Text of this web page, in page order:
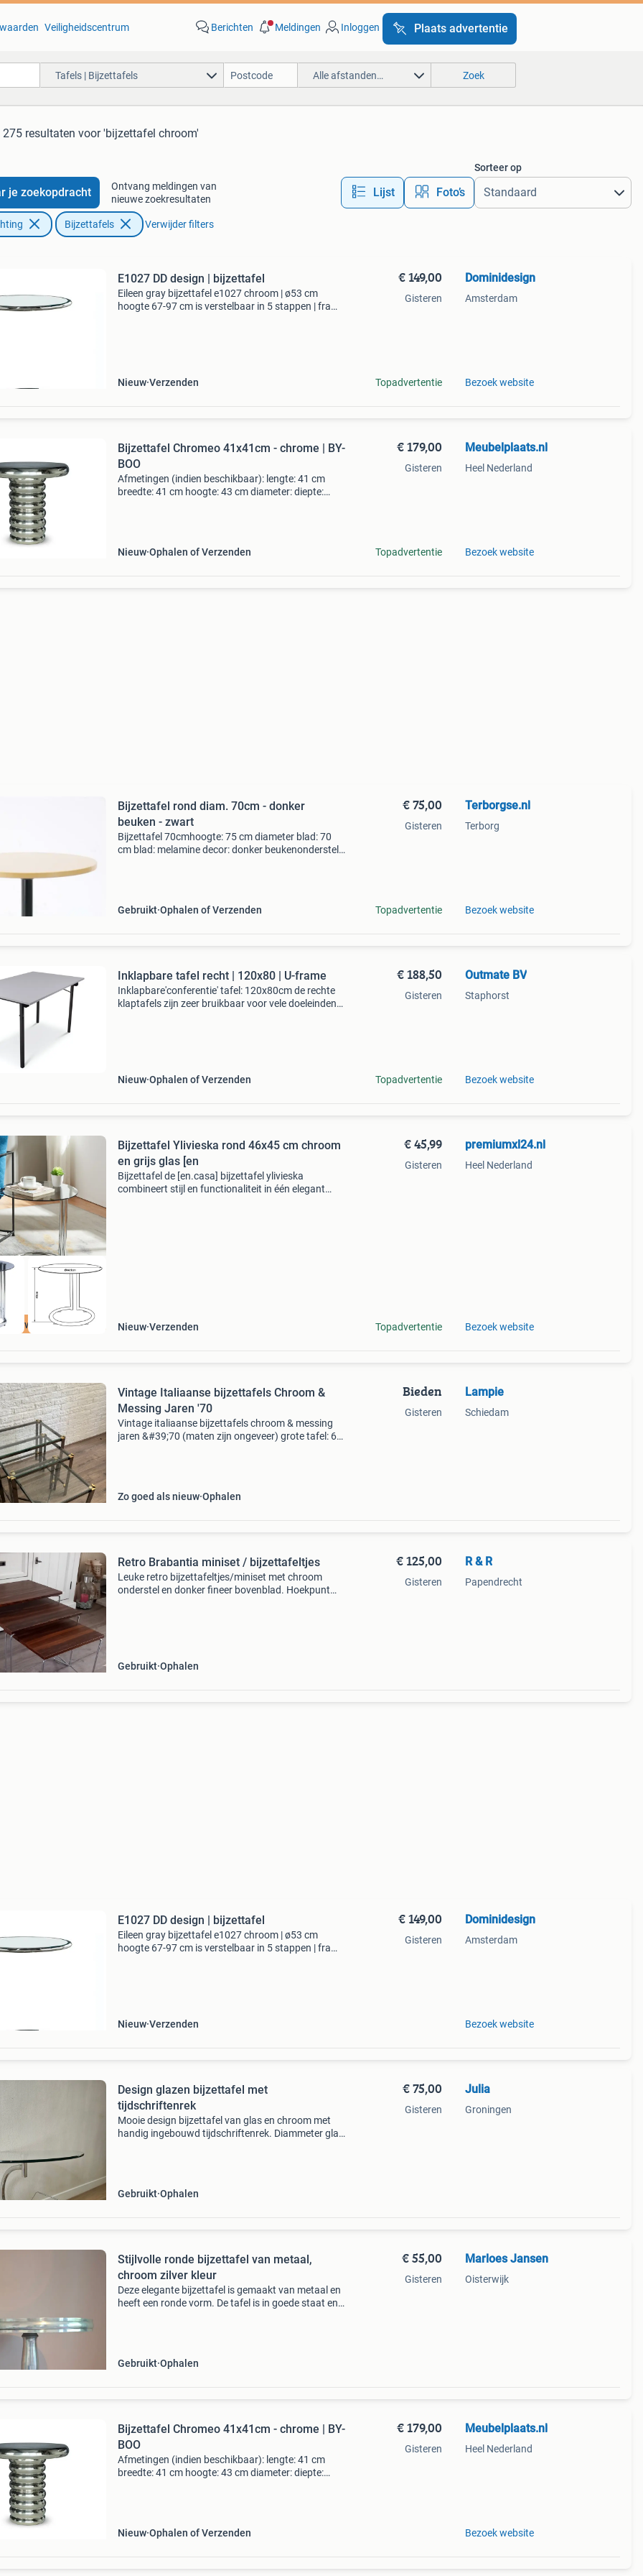
Veiligheidscentrum Berichten Meldingen Inloggen Plaats advertentie
Tafels | Bijzettafels Alle afstanden… Zoek
275 resultaten voor 'bijzettafel chroom'
je zoekopdracht
Ontvang meldingen van
nieuwe zoekresultaten
Lijst Foto’s
Sorteer op
Bijzettafels Verwijder filters
E1027 DD design | bijzettafel
Eileen gray bijzettafel e1027 chroom | ø53 cm
hoogte 67-97 cm is verstelbaar in 5 stappen | frame
Nieuw Verzenden
€ 149,00
Gisteren
Topadvertentie
Dominidesign
Amsterdam
Bezoek website
Bijzettafel Chromeo 41x41cm - chrome | BY-
BOO
Afmetingen (indien beschikbaar): lengte: 41 cm
breedte: 41 cm hoogte: 43 cm diameter: diepte:
Nieuw Ophalen of Verzenden
€ 179,00
Gisteren
Topadvertentie
Meubelplaats.nl
Heel Nederland
Bezoek website
Bijzettafel rond diam. 70cm - donker
beuken - zwart
Bijzettafel 70cmhoogte: 75 cm diameter blad: 70
cm blad: melamine decor: donker beukenonderstel:
Gebruikt Ophalen of Verzenden
€ 75,00
Gisteren
Topadvertentie
Terborgse.nl
Terborg
Bezoek website
Inklapbare tafel recht | 120x80 | U-frame
Inklapbare'conferentie' tafel: 120x80cm de rechte
klaptafels zijn zeer bruikbaar voor vele doeleinden.
Nieuw Ophalen of Verzenden
€ 188,50
Gisteren
Topadvertentie
Outmate BV
Staphorst
Bezoek website
kwaliteit
Bijzettafel Ylivieska rond 46x45 cm chroom
en grijs glas [en
Bijzettafel de [en.casa] bijzettafel ylivieska
combineert stijl en functionaliteit in één elegant
Nieuw Verzenden
€ 45,99
Gisteren
Topadvertentie
premiumxl24.nl
Heel Nederland
Bezoek website
Vintage Italiaanse bijzettafels Chroom &
Messing Jaren '70
Vintage italiaanse bijzettafels chroom & messing
jaren &#39;70 (maten zijn ongeveer) grote tafel: 60
Zo goed als nieuw Ophalen
Bieden
Gisteren
Lampie
Schiedam
Retro Brabantia miniset / bijzettafeltjes
Leuke retro bijzettafeltjes/miniset met chroom
onderstel en donker fineer bovenblad. Hoekpunt
Gebruikt Ophalen
€ 125,00
Gisteren
R & R
Papendrecht
E1027 DD design | bijzettafel
Eileen gray bijzettafel e1027 chroom | ø53 cm
hoogte 67-97 cm is verstelbaar in 5 stappen | frame
Nieuw Verzenden
€ 149,00
Gisteren
Dominidesign
Amsterdam
Bezoek website
Design glazen bijzettafel met
tijdschriftenrek
Mooie design bijzettafel van glas en chroom met
handig ingebouwd tijdschriftenrek. Diammeter glas
Gebruikt Ophalen
€ 75,00
Gisteren
Julia
Groningen
Stijlvolle ronde bijzettafel van metaal,
chroom zilver kleur
Deze elegante bijzettafel is gemaakt van metaal en
heeft een ronde vorm. De tafel is in goede staat en
Gebruikt Ophalen
€ 55,00
Gisteren
Marloes Jansen
Oisterwijk
Bijzettafel Chromeo 41x41cm - chrome | BY-
BOO
Afmetingen (indien beschikbaar): lengte: 41 cm
breedte: 41 cm hoogte: 43 cm diameter: diepte:
Nieuw Ophalen of Verzenden
€ 179,00
Gisteren
Meubelplaats.nl
Heel Nederland
Bezoek website